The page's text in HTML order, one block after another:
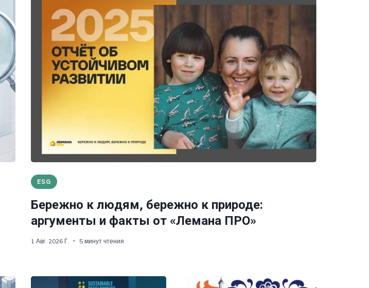
ESG
Бережно к людям, бережно к природе:
аргументы и факты от «Лемана ПРО»
1 Авг. 2026 Г. 5 минут чтения